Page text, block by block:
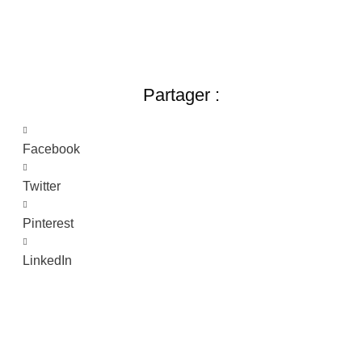
Partager :
Facebook
Twitter
Pinterest
LinkedIn